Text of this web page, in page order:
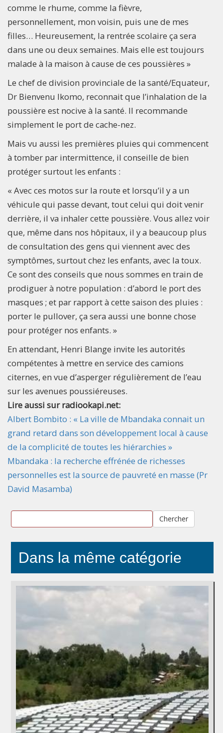
comme le rhume, comme la fièvre,
personnellement, mon voisin, puis une de mes
filles… Heureusement, la rentrée scolaire ça sera
dans une ou deux semaines. Mais elle est toujours
malade à la maison à cause de ces poussières »
Le chef de division provinciale de la santé/Equateur,
Dr Bienvenu Ikomo, reconnait que l’inhalation de la
poussière est nocive à la santé. Il recommande
simplement le port de cache-nez.
Mais vu aussi les premières pluies qui commencent
à tomber par intermittence, il conseille de bien
protéger surtout les enfants :
« Avec ces motos sur la route et lorsqu’il y a un
véhicule qui passe devant, tout celui qui doit venir
derrière, il va inhaler cette poussière. Vous allez voir
que, même dans nos hôpitaux, il y a beaucoup plus
de consultation des gens qui viennent avec des
symptômes, surtout chez les enfants, avec la toux.
Ce sont des conseils que nous sommes en train de
prodiguer à notre population : d’abord le port des
masques ; et par rapport à cette saison des pluies :
porter le pullover, ça sera aussi une bonne chose
pour protéger nos enfants. »
En attendant, Henri Blange invite les autorités
compétentes à mettre en service des camions
citernes, en vue d’asperger régulièrement de l’eau
sur les avenues poussiéreuses.
Lire aussi sur radiookapi.net:
Albert Bombito : « La ville de Mbandaka connait un
grand retard dans son développement local à cause
de la complicité de toutes les hiérarchies »
Mbandaka : la recherche effrénée de richesses
personnelles est la source de pauvreté en masse (Pr
David Masamba)
Chercher
Dans la même catégorie